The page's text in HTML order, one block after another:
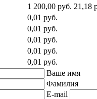
1 200,00 руб. 21,18
0,01 руб.
0,01 руб.
0,01 руб.
0,01 руб.
0,01 руб.
Ваше имя
Фамилия
E-mail